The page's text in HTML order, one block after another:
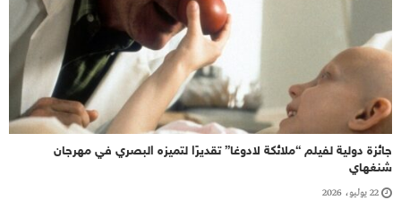
جائزة دولية لفيلم “ملائكة لادوغا” تقديرًا لتميزه البصري في مهرجان
شنغهاي
22 يوليو، 2026